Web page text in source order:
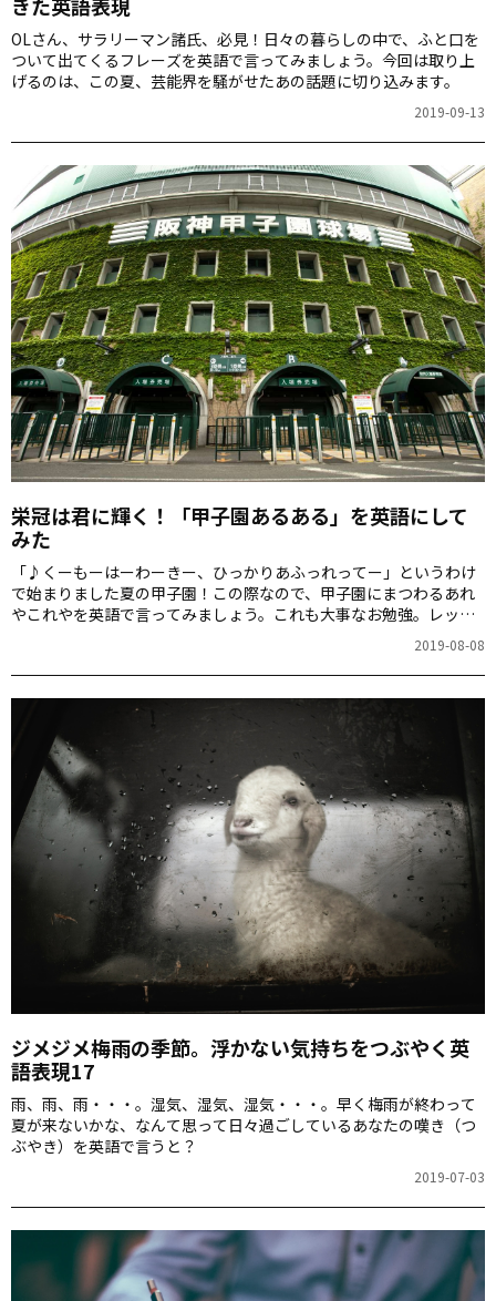
きた英語表現
OLさん、サラリーマン諸氏、必見！日々の暮らしの中で、ふと口を
ついて出てくるフレーズを英語で言ってみましょう。今回は取り上
げるのは、この夏、芸能界を騒がせたあの話題に切り込みます。
2019-09-13
栄冠は君に輝く！「甲子園あるある」を英語にして
みた
「♪くーもーはーわーきー、ひっかりあふっれってー」というわけ
で始まりました夏の甲子園！この際なので、甲子園にまつわるあれ
やこれやを英語で言ってみましょう。これも大事なお勉強。レッツ
2019-08-08
ジメジメ梅雨の季節。浮かない気持ちをつぶやく英
語表現17
雨、雨、雨・・・。湿気、湿気、湿気・・・。早く梅雨が終わって
夏が来ないかな、なんて思って日々過ごしているあなたの嘆き（つ
ぶやき）を英語で言うと？
2019-07-03